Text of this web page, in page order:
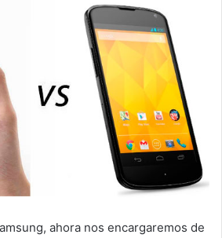
ahora nos encargaremos de